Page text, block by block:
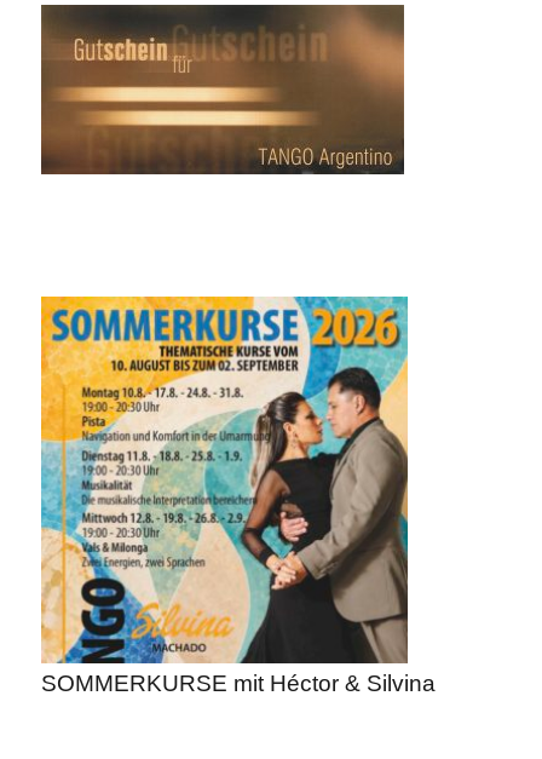
SOMMERKURSE mit Héctor & Silvina